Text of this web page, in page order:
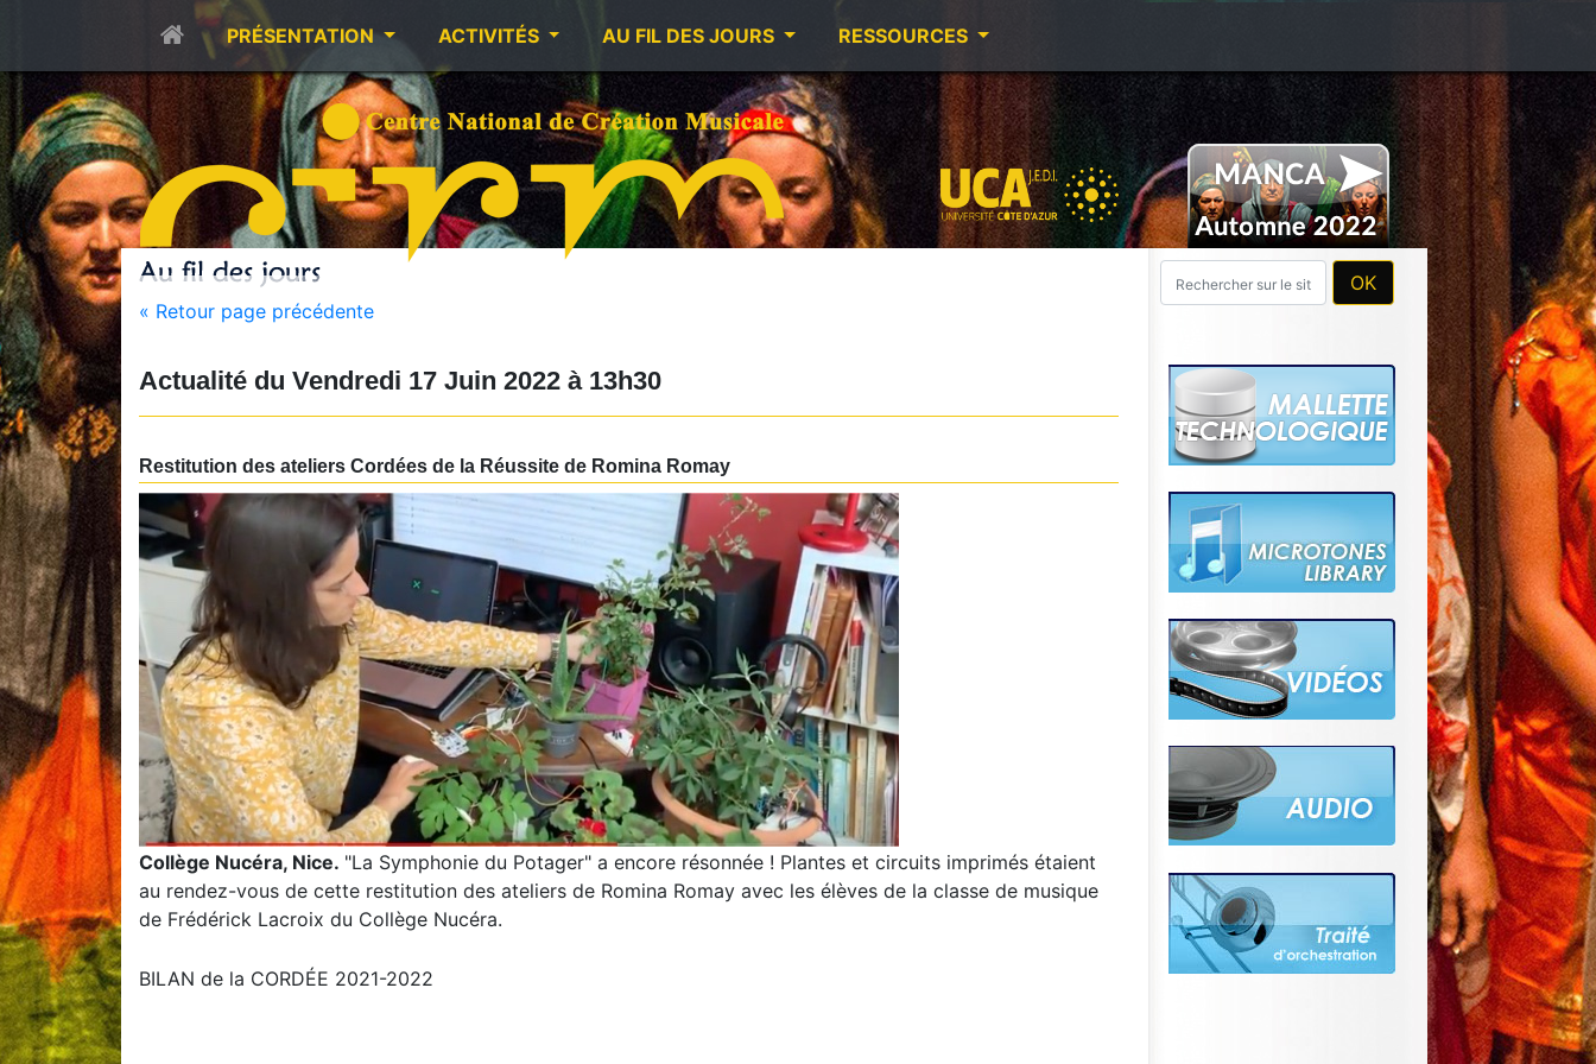
PRÉSENTATION ACTIVITÉS AU FIL DES JOURS RESSOURCES
« Retour page précédente
Actualité du Vendredi 17 Juin 2022 à13h30
Restitution des ateliers Cordées de la Réussite de Romina Romay
Collège Nucéra, Nice. "La Symphonie du Potager" a encore résonnée ! Plantes et circuits imprimés étaient
au rendez-vous de cette restitution des ateliers de Romina Romay avec les élèves de la classe de musique
de Frédérick Lacroix du Collège Nucéra.
BILAN de la CORDÉE 2021-2022